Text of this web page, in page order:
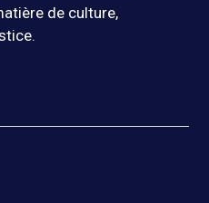
de culture,